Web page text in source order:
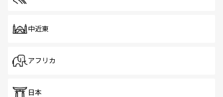
中近東
アフリカ
日本